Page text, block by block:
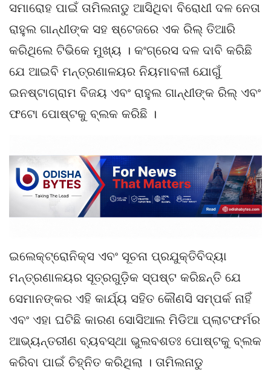
ସମାରୋହ ପାଇଁ ତାମିଲନାଡୁ ଆସିଥିବା ବିରୋଧୀ ଦଳ ନେତା
ରାହୁଲ ଗାନ୍ଧୀଙ୍କ ସହ ଷ୍ଟେଜରେ ଏକ ରିଲ୍ ତିଆରି
କରିଥିଲେ ଟିଭିକେ ମୁଖ୍ୟ । କଂଗ୍ରେସ ଦଳ ଦାବି କରିଛି
ଯେ ଆଇବି ମନ୍ତ୍ରଣାଳୟର ନିୟମାବଳୀ ଯୋଗୁଁ
ଇନଷ୍ଟାଗ୍ରାମ ବିଜୟ ଏବଂ ରାହୁଲ ଗାନ୍ଧୀଙ୍କ ରିଲ୍ ଏବଂ
ଫଟୋ ପୋଷ୍ଟକୁ ବ୍ଲକ କରିଛି ।
ଇଲେକ୍ଟ୍ରୋନିକ୍ସ ଏବଂ ସୂଚନା ପ୍ରଯୁକ୍ତିବିଦ୍ୟା
ମନ୍ତ୍ରଣାଳୟର ସୂତ୍ରଗୁଡ଼ିକ ସ୍ପଷ୍ଟ କରିଛନ୍ତି ଯେ
ସେମାନଙ୍କର ଏହି କାର୍ଯ୍ୟ ସହିତ କୌଣସି ସମ୍ପର୍କ ନାହିଁ
ଏବଂ ଏହା ଘଟିଛି କାରଣ ସୋସିଆଲ ମିଡିଆ ପ୍ଲାଟଫର୍ମର
ଆଭ୍ୟନ୍ତରୀଣ ବ୍ୟବସ୍ଥା ଭୁଲବଶତଃ ପୋଷ୍ଟକୁ ବ୍ଲକ
କରିବା ପାଇଁ ଚିହ୍ନିତ କରିଥିଲା । ତାମିଲନାଡୁ